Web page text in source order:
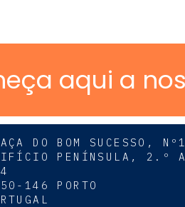
aqui a
DO BOM SUCESSO,
PENÍNSULA, 2.º
146 PORTO